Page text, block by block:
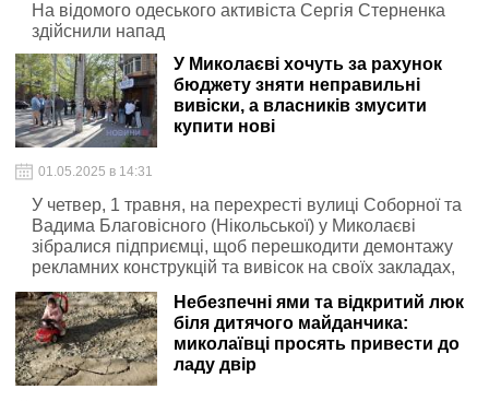
На відомого одеського активіста Сергія Стерненка
здійснили напад
У Миколаєві хочуть за рахунок
бюджету зняти неправильні
вивіски, а власників змусити
купити нові
01.05.2025 в 14:31
У четвер, 1 травня, на перехресті вулиці Соборної та
Вадима Благовісного (Нікольської) у Миколаєві
зібралися підприємці, щоб перешкодити демонтажу
рекламних конструкцій та вивісок на своїх закладах,
які не відповідають прийнятим новим вимогам до
подібних елементів міського простору.
Небезпечні ями та відкритий люк
біля дитячого майданчика:
миколаївці просять привести до
ладу двір